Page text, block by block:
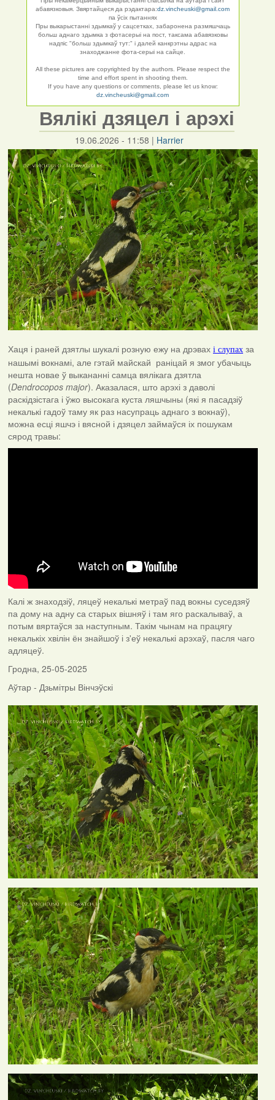
абавязковыя. Звяртайцеся да рэдактара:dz.vincheuski@gmail.com
па ўсіх пытаннях
Пры выкарыстанні здымкаў у сацсетках, забаронена размяшчаць
больш аднаго здымка з фотасерыі на пост, таксама абавязковы
надпіс "больш здымкаў тут:" і далей канкрэтны адрас на
знаходжанне фота-серыі на сайце.
All these pictures are copyrighted by the authors. Please respect the
time and effort spent in shooting them.
If you have any questions or comments, please let us know:
dz.vincheuski@gmail.com
Вялікі дзяцел і арэхі
19.06.2026 - 11:58 | Harrier
Хаця і раней дзятлы шукалі розную ежу на дрэвах і слупахза
нашымі вокнамі, але гэтай майскай раніцай я змог убачыць
нешта новае ў выкананні самца вялікага дзятла
(Dendrocopos major). Аказалася, што арэхі з даволі
раскідзістага і ўжо высокага куста ляшчыны (які я пасадзіў
некалькі гадоў таму як раз насупраць аднаго з вокнаў),
можна есці яшчэ і вясной і дзяцел займаўся іх пошукам
сярод травы:
Калі ж знаходзіў, ляцеў некалькі метраў пад вокны суседзяў
па дому на адну са старых вішняў і там яго раскалываў, а
потым вяртаўся за наступным. Такім чынам на працягу
некалькіх хвілін ён знайшоў і з'еў некалькі арэхаў, пасля чаго
адляцеў.
Гродна, 25-05-2025
Аўтар - Дзьмітры Вінчэўскі